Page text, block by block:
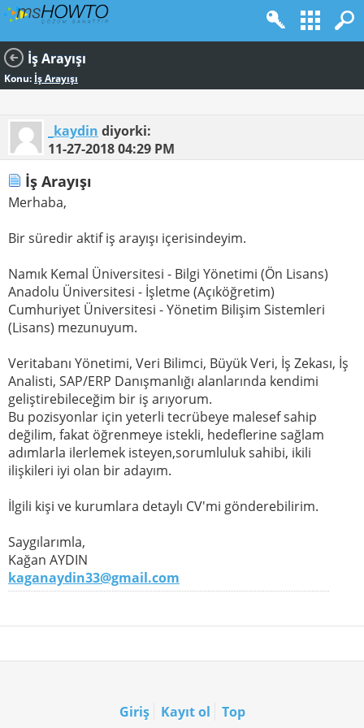
İş Arayışı
Konu: İş Arayışı
_kaydin diyorki:
11-27-201804:29 PM
İş Arayışı
Merhaba,
Bir süredir aktif iş arayışı içerisindeyim.
Namık Kemal Üniversitesi - Bilgi Yönetimi (Ön Lisans)
Anadolu Üniversitesi - İşletme (Açıköğretim)
Cumhuriyet Üniversitesi - Yönetim Bilişim Sistemleri
(Lisans) mezunuyum.
Veritabanı Yönetimi, Veri Bilimci, Büyük Veri, İş Zekası, İş
Analisti, SAP/ERP Danışmanlığı alanlarında kendimi
geliştirebileceğim bir iş arıyorum.
Bu pozisyonlar için yeterli tecrübeye malesef sahip
değilim, fakat öğrenmeye istekli, hedeflerine sağlam
adımlarla ilerlemek isteyen,sorumluluk sahibi, ikili
ilişkileri iyi olan bir adayım.
İlgili kişi ve kurumlara detaylı CV'mi gönderebilirim.
Saygılarımla,
Kağan AYDIN
kaganaydin33@gmail.com
Giriş Kayıt ol Top